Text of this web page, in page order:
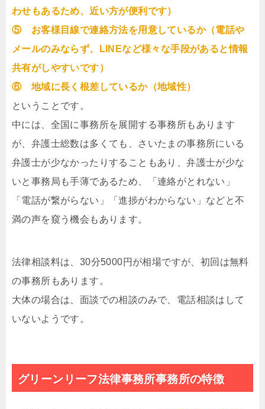
わせもあるため、近い方が便利です）
⑤ お客様目線で連絡方法を用意しているか（電話や
メールのみならず、LINEなど様々な手段があると情報
共有がしやすいです）
⑥ 地域に長く根差しているか（地域性）
ということです。
中には、全国に事務所を展開する事務所もあります
が、弁護士総数は多くても、さいたまの事務所にいる
弁護士が少なかったりすることもあり、弁護士が少な
いと事務局も手薄であるため、「連絡がとれない」
「電話が繋がらない」「進捗がわからない」などと不
満の声を窺う機会もあります。
法律相談料は、30分5000円が相場ですが、初回は無料
の事務所もあります。
大体の場合は、面談での相談のみで、電話相談はして
いないようです。
グリーンリーフ法律事務所事務所の特徴